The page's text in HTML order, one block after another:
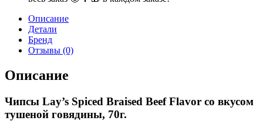
Описание
Детали
Бренд
Отзывы (0)
Описание
Чипсы Lay’s Spiced Braised Beef Flavor со вкусом
тушеной говядины, 70г.